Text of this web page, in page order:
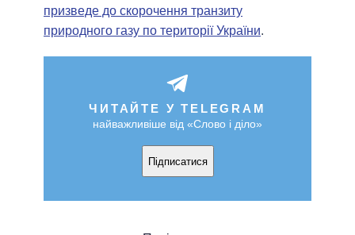
призведе до скорочення транзиту
природного газу по території України.
ЧИТАЙТЕ У TELEGRAM
найважливіше від «Слово і діло»
Підписатися